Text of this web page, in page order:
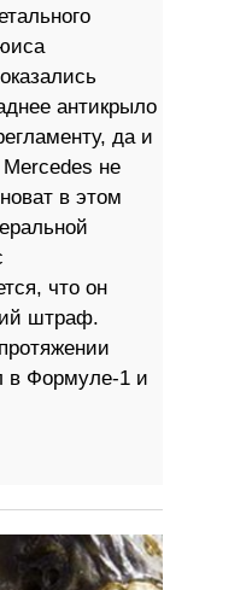
антикрыло
да и
не
в этом
что он
штраф.
в Формуле-1 и